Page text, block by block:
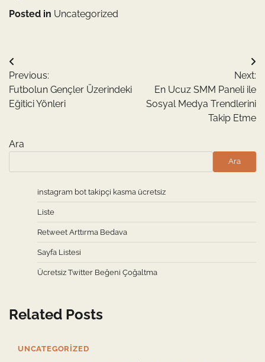
Posted in Uncategorized
Yazı
gezinmesi
Previous:
Futbolun Gençler Üzerindeki
Eğitici Yönleri
Next:
En Ucuz SMM Paneli ile
Sosyal Medya Trendlerini
Takip Etme
Ara
Ara
instagram bot takipçi kasma ücretsiz
Liste
Retweet Arttırma Bedava
Sayfa Listesi
Ücretsiz Twitter Beğeni Çoğaltma
Related Posts
UNCATEGORIZED